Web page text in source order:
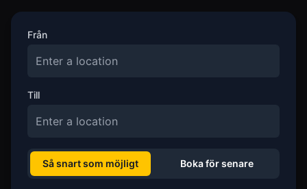
Från
Till
Så snart som möjligt Boka för senare